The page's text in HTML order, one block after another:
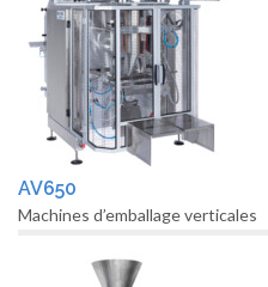
AV650
Machines d’emballage verticales